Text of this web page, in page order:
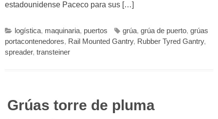
estadounidense Paceco para sus […]
logística, maquinaria, puertos grúa, grúa de puerto, grúas
portacontenedores, Rail Mounted Gantry, Rubber Tyred Gantry,
spreader, transteiner
Grúas torre de pluma